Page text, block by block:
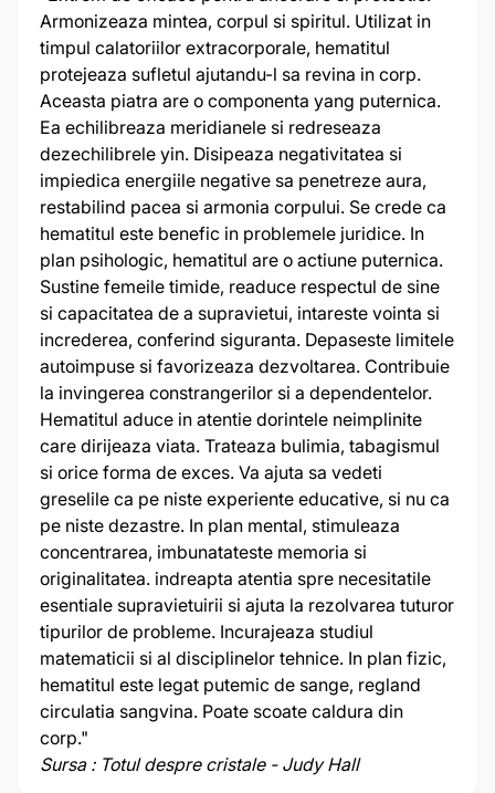
Armonizeaza mintea, corpul si spiritul. Utilizat in
timpul calatoriilor extracorporale, hematitul
protejeaza sufletul ajutandu-l sa revina in corp.
Aceasta piatra are o componenta yang puternica.
Ea echilibreaza meridianele si redreseaza
dezechilibrele yin. Disipeaza negativitatea si
impiedica energiile negative sa penetreze aura,
restabilind pacea si armonia corpului. Se crede ca
hematitul este benefic in problemele juridice. In
plan psihologic, hematitul are o actiune puternica.
Sustine femeile timide, readuce respectul de sine
si capacitatea de a supravietui, intareste vointa si
increderea, conferind siguranta. Depaseste limitele
autoimpuse si favorizeaza dezvoltarea. Contribuie
la invingerea constrangerilor si a dependentelor.
Hematitul aduce in atentie dorintele neimplinite
care dirijeaza viata. Trateaza bulimia, tabagismul
si orice forma de exces. Va ajuta sa vedeti
greselile ca pe niste experiente educative, si nu ca
pe niste dezastre. In plan mental, stimuleaza
concentrarea, imbunatateste memoria si
originalitatea. indreapta atentia spre necesitatile
esentiale supravietuirii si ajuta la rezolvarea tuturor
tipurilor de probleme. Incurajeaza studiul
matematicii si al disciplinelor tehnice. In plan fizic,
hematitul este legat putemic de sange, regland
circulatia sangvina. Poate scoate caldura din
corp."
Sursa : Totul despre cristale - Judy Hall